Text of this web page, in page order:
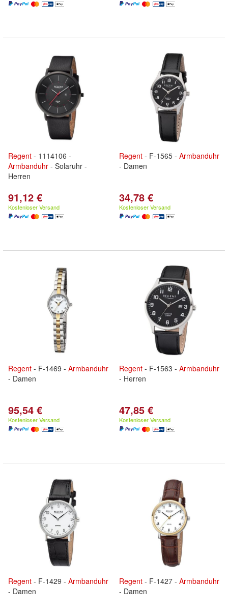
Regent - 1114106 -
Armbanduhr - Solaruhr -
Herren
91,12 €
Kostenloser Versand
Regent - F-1565 - Armbanduhr
- Damen
34,78 €
Kostenloser Versand
Regent - F-1469 - Armbanduhr
- Damen
95,54 €
Kostenloser Versand
Regent - F-1563 - Armbanduhr
- Herren
47,85 €
Kostenloser Versand
Regent - F-1429 - Armbanduhr
- Damen
Regent - F-1427 - Armbanduhr
- Damen